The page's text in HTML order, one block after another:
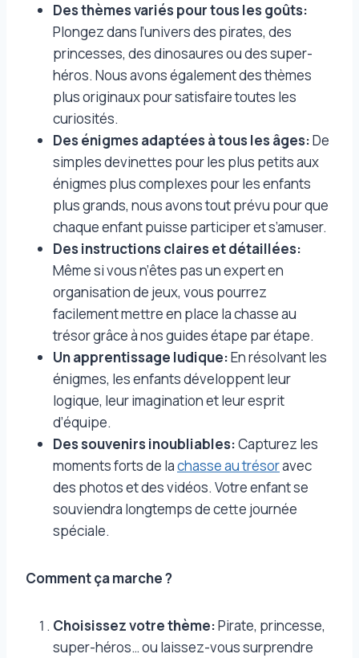
Des thèmes variés pour tous les goûts:
Plongez dans l’univers des pirates, des
princesses, des dinosaures ou des super-
héros. Nous avons également des thèmes
plus originaux pour satisfaire toutes les
curiosités.
Des énigmes adaptées à tous les âges:De
simples devinettes pour les plus petits aux
énigmes plus complexes pour les enfants
plus grands, nous avons tout prévu pour que
chaque enfant puisse participer et s’amuser.
Des instructions claires et détaillées:
Même si vous n’êtes pas un expert en
organisation de jeux, vous pourrez
facilement mettre en place la chasse au
trésor grâce à nos guides étape par étape.
Un apprentissage ludique:En résolvant les
énigmes, les enfants développent leur
logique, leur imagination et leur esprit
d’équipe.
Des souvenirs inoubliables:Capturez les
moments forts de lachasse au trésoravec
des photos et des vidéos. Votre enfant se
souviendra longtemps de cette journée
spéciale.
Comment ça marche ?
Choisissez votre thème:Pirate, princesse,
super-héros… ou laissez-vous surprendre